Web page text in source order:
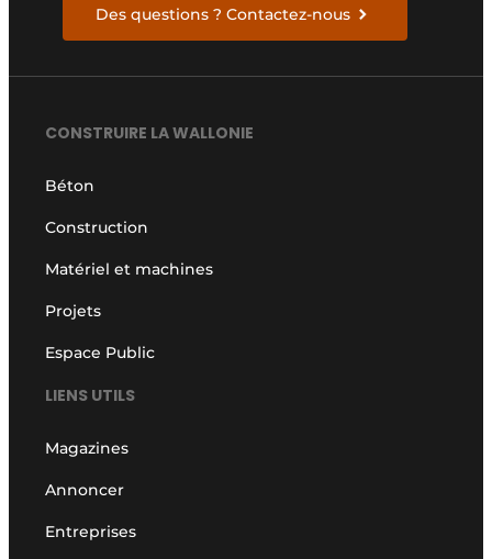
Des questions ? Contactez-nous
CONSTRUIRE LA WALLONIE
Béton
Construction
Matériel et machines
Projets
Espace Public
LIENS UTILS
Magazines
Annoncer
Entreprises